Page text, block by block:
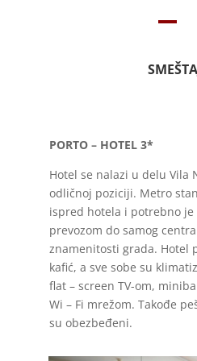
PORTO – HOTEL 3*
Hotel se nalazi u delu Vila
odličnoj poziciji. Metro
ispred hotela i potrebno je
prevozom do samog
znamenitosti grada. Hotel
kafić, a sve sobe su
flat – screen TV-om,
Wi – Fi mrežom. Takođe
su obezbeđeni.